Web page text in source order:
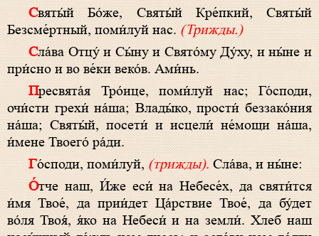
Святы́й Бо́же, Святы́й Кре́пкий, Святы́й
Безсме́ртный, поми́луй нас.(Трижды.)
Сла́ва Отцу́ и Сы́ну и Свято́му Ду́ху, и ны́не и
при́сно и во ве́ки веко́в. Ами́нь.
Пресвята́я Тро́ице, поми́луй нас; Го́споди,
очи́сти грехи́ на́ша; Влады́ко, прости́ беззако́ния
на́ша; Святы́й, посети́ и исцели́ не́мощи на́ша,
и́мене Твоего́ ра́ди.
Го́споди, поми́луй,(трижды).Сла́ва, и ны́не:
О́тче наш, И́же еси́ на Небесе́х, да святи́тся
и́мя Твое́, да прии́дет Ца́рствие Твое́, да бу́дет
во́ля Твоя́, я́ко на Небеси́ и на земли́. Хлеб наш